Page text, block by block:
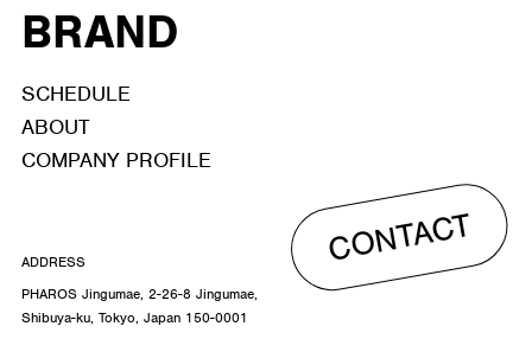
BRAND
SCHEDULE
ABOUT
COMPANY PROFILE
CONTACT
ADDRESS
PHAROS Jingumae, 2-26-8 Jingumae,
Shibuya-ku, Tokyo, Japan 150-0001